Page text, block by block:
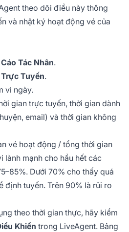
theo dõi điều này thông
và nhật ký hoạt động vé của
Tác Nhân.
Tuyến.
vi ngày.
gian trực tuyến, thời gian dành
email) và thời gian không
vé hoạt động / tổng thời gian
lành mạnh cho hầu hết các
Dưới 70% cho thấy quá
định tuyến. Trên 90% là rủi ro
theo thời gian thực, hãy kiểm
Khiển trong LiveAgent. Bảng